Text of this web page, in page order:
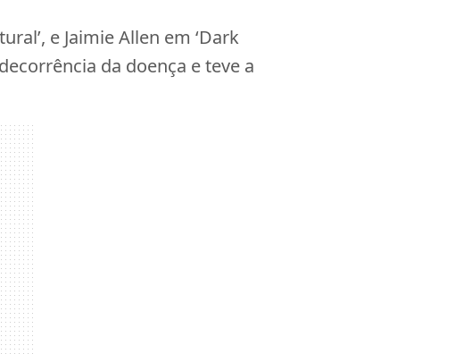
e Jaimie Allen em ‘Dark
da doença e teve a